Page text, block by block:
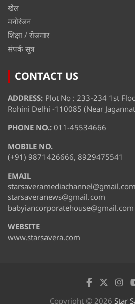
खेल
मनोरंजन
शिक्षा / रोजगार
संपर्क सूत्र
CONTACT US
ADDRESS: Plot No : 233-234 1st
Rohini Delhi -110085 (Near
PHONE NO.: 011-45534666
MOBILE NO.
(+91) 9871426666, 8929475541
EMAIL
starsaveramediachannel@gmail.com
starsaveranews@gmail.com
babyiancorporatehouse@gmail.com
WEBSITE
www.starsavera.com
Copyright © 2026 Star